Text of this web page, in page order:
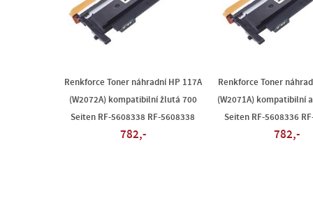
Renkforce Toner náhradní HP 117A
(W2072A) kompatibilní žlutá 700
Seiten RF-5608338 RF-5608338
782,-
Renkforce Toner
(W2071A) kompatibilní
Seiten RF-5608336
782,-